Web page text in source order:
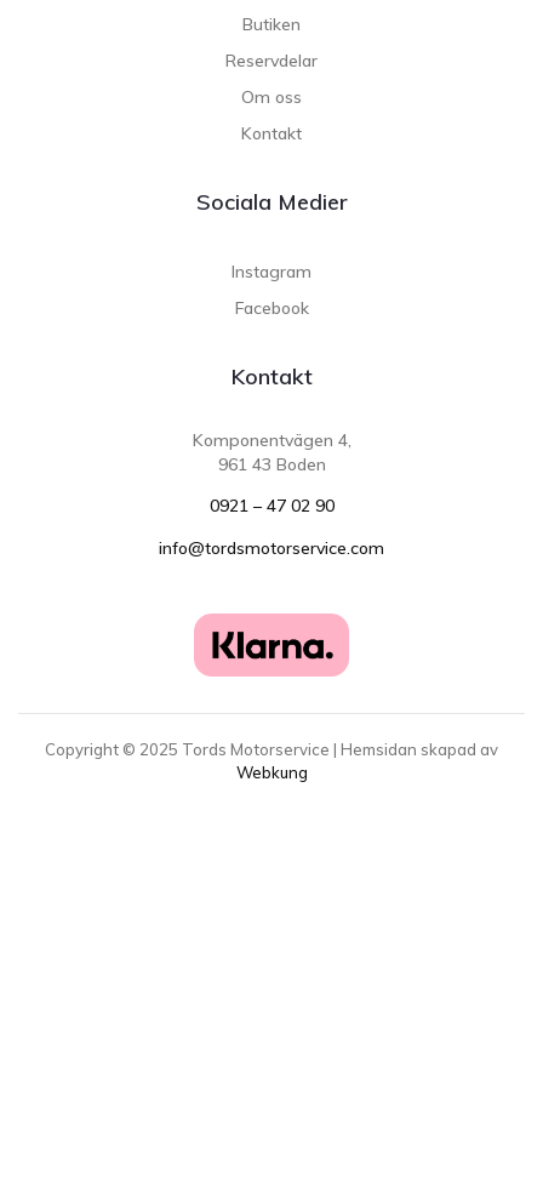
Butiken
Reservdelar
Om oss
Kontakt
Sociala Medier
Instagram
Facebook
Kontakt
Komponentvägen 4,
961 43 Boden
0921 – 47 02 90
info@tordsmotorservice.com
Copyright © 2025 Tords Motorservice | Hemsidan skapad av
Webkung